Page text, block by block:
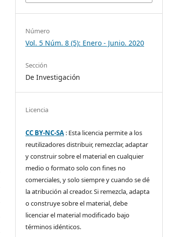
Número
Vol. 5 Núm. 8 (5): Enero - Junio. 2020
Sección
De Investigación
Licencia
CC BY-NC-SA : Esta licencia permite a los
reutilizadores distribuir, remezclar, adaptar
y construir sobre el material en cualquier
medio o formato solo con fines no
comerciales, y solo siempre y cuando se dé
la atribución al creador. Si remezcla, adapta
o construye sobre el material, debe
licenciar el material modificado bajo
términos idénticos.